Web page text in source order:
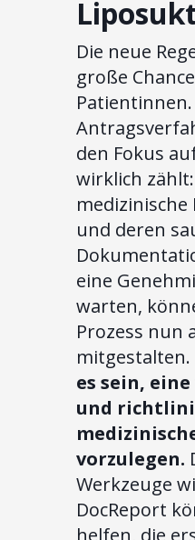
Die neue
große
den Fokus
wirklich
und deren
eine
warten,
Prozess nun
mitgestalten.
es sein,
und
vorzulegen.
Werkzeuge
DocReport
helfen, die